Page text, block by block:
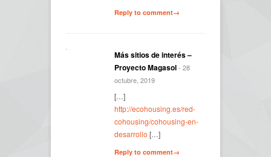
Reply to comment→
Más sitios de interés –
Proyecto Magasol- 28
octubre, 2019
[…]
http://ecohousing.es/red-
cohousing/cohousing-en-
desarrollo […]
Reply to comment→